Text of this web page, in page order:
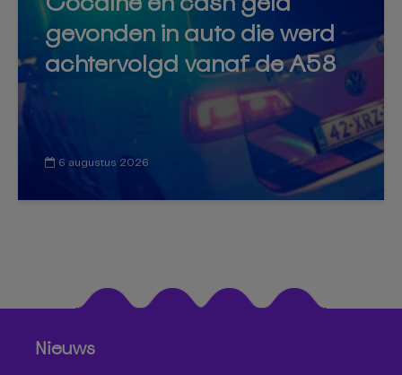
gevonden in auto die werd
achtervolgd vanaf de A58
6 augustus 2026
Nieuws